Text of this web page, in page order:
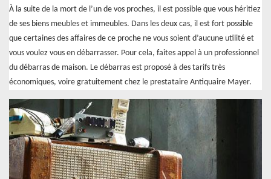
À la suite de la mort de l’un de vos proches, il est possible que vous héritiez
de ses biens meubles et immeubles. Dans les deux cas, il est fort possible
que certaines des affaires de ce proche ne vous soient d’aucune utilité et
vous voulez vous en débarrasser. Pour cela, faites appel à un professionnel
du débarras de maison. Le débarras est proposé à des tarifs très
économiques, voire gratuitement chez le prestataire Antiquaire Mayer.